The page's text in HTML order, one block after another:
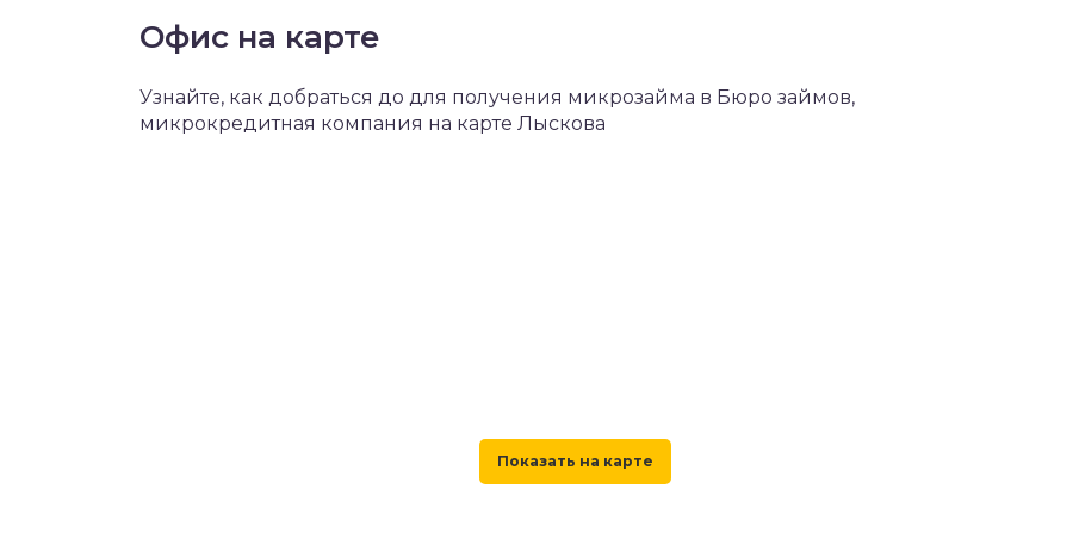
Офис на карте
Узнайте, как добраться до для получения микрозайма в Бюро займов,
микрокредитная компания на карте Лыскова